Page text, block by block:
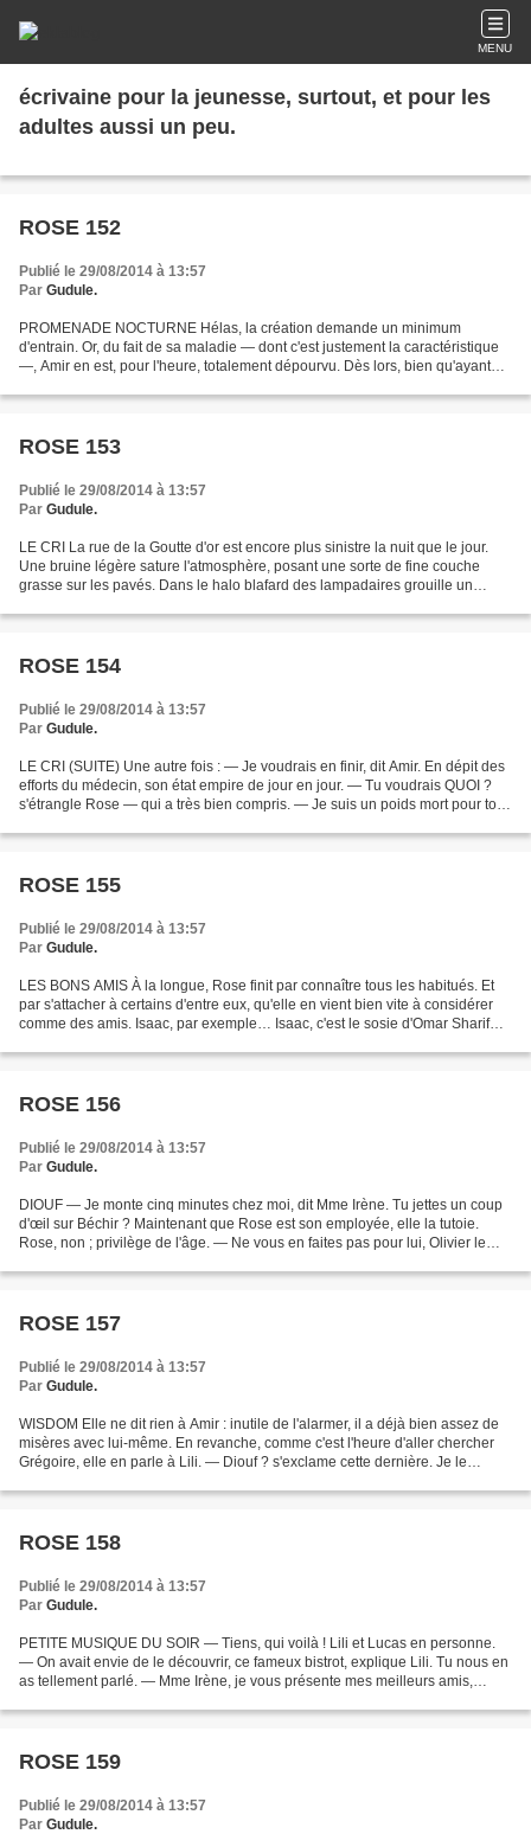
MENU
écrivaine pour la jeunesse, surtout, et pour les
adultes aussi un peu.
ROSE 152
Publié le 29/08/2014 à 13:57
Par Gudule.
PROMENADE NOCTURNE Hélas, la création demande un minimum
d'entrain. Or, du fait de sa maladie — dont c'est justement la caractéristique
—, Amir en est, pour l'heure, totalement dépourvu. Dès lors, bien qu'ayant
ROSE 153
Publié le 29/08/2014 à 13:57
Par Gudule.
LE CRI La rue de la Goutte d'or est encore plus sinistre la nuit que le jour.
Une bruine légère sature l'atmosphère, posant une sorte de fine couche
grasse sur les pavés. Dans le halo blafard des lampadaires grouille un
ROSE 154
Publié le 29/08/2014 à 13:57
Par Gudule.
LE CRI (SUITE) Une autre fois : — Je voudrais en finir, dit Amir. En dépit des
efforts du médecin, son état empire de jour en jour. — Tu voudrais QUOI ?
s'étrangle Rose — qui a très bien compris. — Je suis un poids mort pour toi.
ROSE 155
Publié le 29/08/2014 à 13:57
Par Gudule.
LES BONS AMIS À la longue, Rose finit par connaître tous les habitués. Et
par s'attacher à certains d'entre eux, qu'elle en vient bien vite à considérer
comme des amis. Isaac, par exemple… Isaac, c'est le sosie d'Omar Sharif
ROSE 156
Publié le 29/08/2014 à 13:57
Par Gudule.
DIOUF — Je monte cinq minutes chez moi, dit Mme Irène. Tu jettes un coup
d'œil sur Béchir ? Maintenant que Rose est son employée, elle la tutoie.
Rose, non ; privilège de l'âge. — Ne vous en faites pas pour lui, Olivier le
ROSE 157
Publié le 29/08/2014 à 13:57
Par Gudule.
WISDOM Elle ne dit rien à Amir : inutile de l'alarmer, il a déjà bien assez de
misères avec lui-même. En revanche, comme c'est l'heure d'aller chercher
Grégoire, elle en parle à Lili. — Diouf ? s'exclame cette dernière. Je le
ROSE 158
Publié le 29/08/2014 à 13:57
Par Gudule.
PETITE MUSIQUE DU SOIR — Tiens, qui voilà ! Lili et Lucas en personne.
— On avait envie de le découvrir, ce fameux bistrot, explique Lili. Tu nous en
as tellement parlé. — Mme Irène, je vous présente mes meilleurs amis,
ROSE 159
Publié le 29/08/2014 à 13:57
Par Gudule.